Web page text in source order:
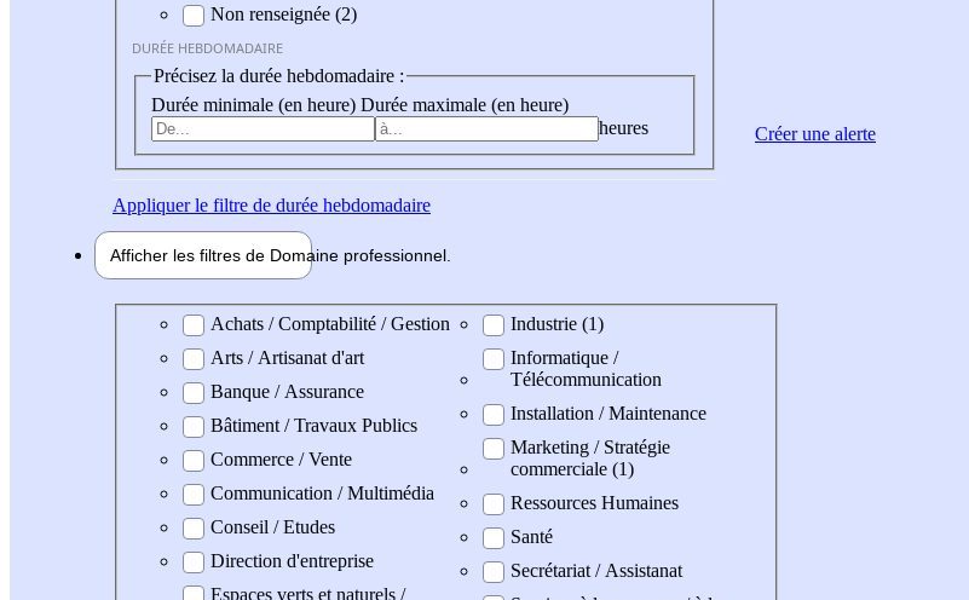
Non renseignée (2)
DURÉE HEBDOMADAIRE
Précisez la durée hebdomadaire :
Durée minimale (en heure) Durée maximale (en heure)
heures
Appliquerle filtre de durée hebdomadaire
Afficher les filtres de Domaine professionnel
Domaine professionel
Achats / Comptabilité / Gestion
Arts / Artisanat d'art
Banque / Assurance
Bâtiment / Travaux Publics
Commerce / Vente
Communication / Multimédia
Conseil / Etudes
Direction d'entreprise
Espaces verts et naturels /
Industrie (1)
Informatique /
Télécommunication
Installation / Maintenance
Marketing / Stratégie
commerciale (1)
Ressources Humaines
Santé
Secrétariat / Assistanat
Créer une alerte